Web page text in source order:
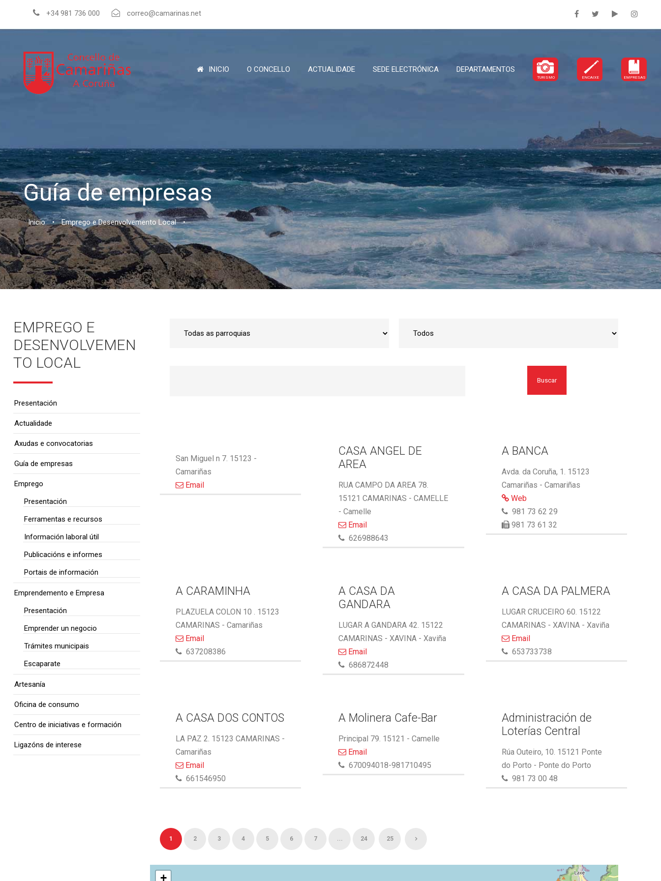
+34 981 736 000 correo@camarinas.net
INICIO O CONCELLO ACTUALIDADE SEDE ELECTRÓNICA DEPARTAMENTOS
TURISMO ENCAIXE EMPRESAS
Guía de empresas
Inicio • Emprego e Desenvolvemento Local •
Buscar
San Miguel n 7. 15123 -
Camariñas
Email
CASA ANGEL DE
AREA
RUA CAMPO DA AREA 78.
15121 CAMARINAS - CAMELLE
- Camelle
Email
626988643
A BANCA
Avda. da Coruña, 1. 15123
Camariñas - Camariñas
Web
981 73 62 29
981 73 61 32
A CARAMINHA
PLAZUELA COLON 10 . 15123
CAMARINAS - Camariñas
Email
637208386
A CASA DA
GANDARA
LUGAR A GANDARA 42. 15122
CAMARINAS - XAVINA - Xaviña
Email
686872448
A CASA DA PALMERA
LUGAR CRUCEIRO 60. 15122
CAMARINAS - XAVINA - Xaviña
Email
653733738
A CASA DOS CONTOS
LA PAZ 2. 15123 CAMARINAS -
Camariñas
Email
661546950
A Molinera Cafe-Bar
Principal 79. 15121 - Camelle
Email
670094018-981710495
Administración de
Loterías Central
Rúa Outeiro, 10. 15121 Ponte
do Porto - Ponte do Porto
981 73 00 48
1 2 3 4 5 6 7 ... 24 25
+
EMPREGO E
DESENVOLVEMEN
TO LOCAL
Presentación
Actualidade
Axudas e convocatorias
Guía de empresas
Emprego
Presentación
Ferramentas e recursos
Información laboral útil
Publicacións e informes
Portais de información
Emprendemento e Empresa
Presentación
Emprender un negocio
Trámites municipais
Escaparate
Artesanía
Oficina de consumo
Centro de iniciativas e formación
Ligazóns de interese